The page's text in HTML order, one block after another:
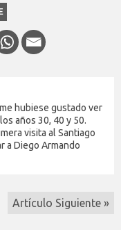
hubiese gustado ver
años 30, 40 y 50.
visita al Santiago
a Diego Armando
Artículo Siguiente »